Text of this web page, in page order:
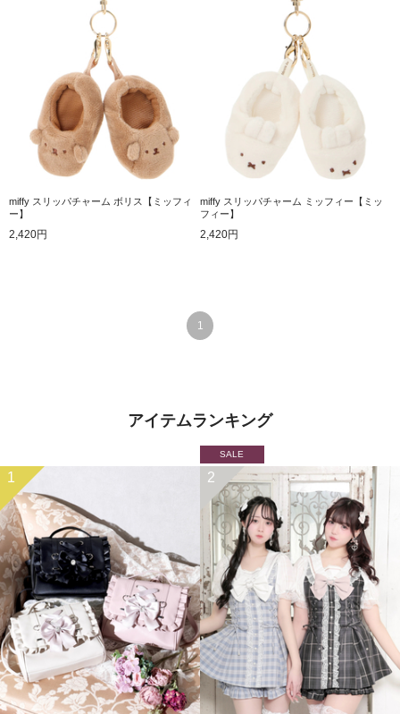
miffy スリッパチャーム ボリス【ミッフィ
ー】
2,420円
miffy スリッパチャーム ミッフィー【ミッ
フィー】
2,420円
1
アイテムランキング
1
SALE
2